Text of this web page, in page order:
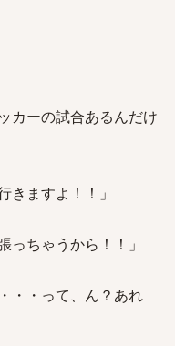
カーの試合あるんだけ
きますよ！！」
っちゃうから！！」
・・って、ん？あれ